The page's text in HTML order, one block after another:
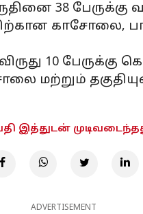
38 பேருக்கு
திற்கான
10 பேருக்கு
மற்றும்
இத்துடன்
ADVERTISEMENT